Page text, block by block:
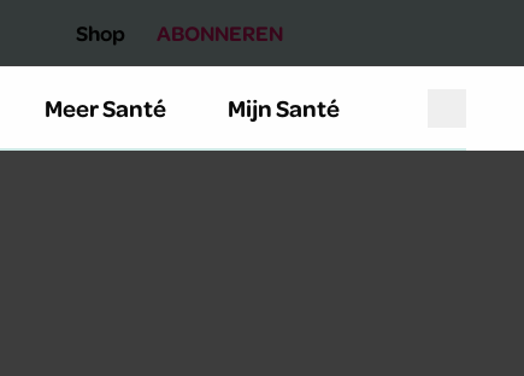
Shop ABONNEREN
Meer Santé Mijn Santé